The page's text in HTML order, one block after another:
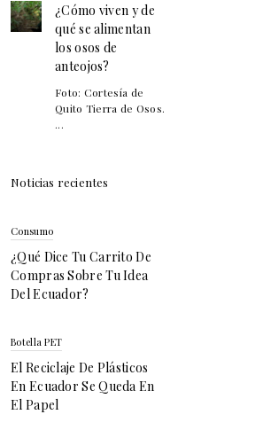
¿Cómo viven y de
qué se alimentan
los osos de
anteojos?
Foto: Cortesía de
Quito Tierra de Osos.
...
Noticias recientes
Consumo
¿Qué Dice Tu Carrito De
Compras Sobre Tu Idea
Del Ecuador?
Botella PET
El Reciclaje De Plásticos
En Ecuador Se Queda En
El Papel